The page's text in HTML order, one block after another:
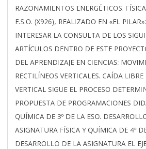
RAZONAMIENTOS ENERGÉTICOS.
E.S.O. (X926), REALIZADO EN «EL
INTERESAR LA CONSULTA DE LOS
ARTÍCULOS DENTRO DE ESTE
DEL APRENDIZAJE EN CIENCIAS:
RECTILÍNEOS VERTICALES. CAÍDA
VERTICAL SIGUE EL PROCESO
PROPUESTA DE PROGRAMACIONES
QUÍMICA DE 3º DE LA ESO.
ASIGNATURA FÍSICA Y QUÍMICA DE 4º
DESARROLLO DE LA ASIGNATURA EL